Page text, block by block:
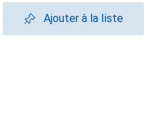
Ajouter à la liste